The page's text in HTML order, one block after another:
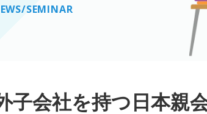
SEMINAR
子会社を持つ日本親